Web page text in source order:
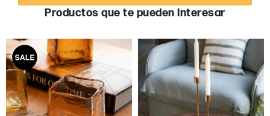
Productos que te pueden interesar